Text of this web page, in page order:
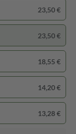
23,50 €
23,50 €
18,55 €
14,20 €
13,28 €